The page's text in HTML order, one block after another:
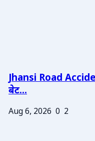
Jhansi Road
बेट...
Aug 6, 2026 0 2